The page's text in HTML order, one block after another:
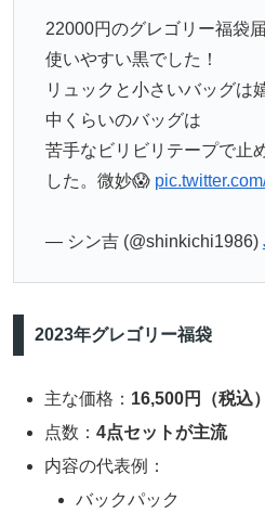
22000円のグレゴリー福袋
使いやすい黒でした！
リュックと小さいバッグは
中くらいのバッグは
苦手なビリビリテープで止
した。微妙😱
— シン吉 (@shinkichi1986)
2023年グレゴリー福袋
主な価格： 16,500円（税込）
点数：4点セットが主流
内容の代表例：
バックパック